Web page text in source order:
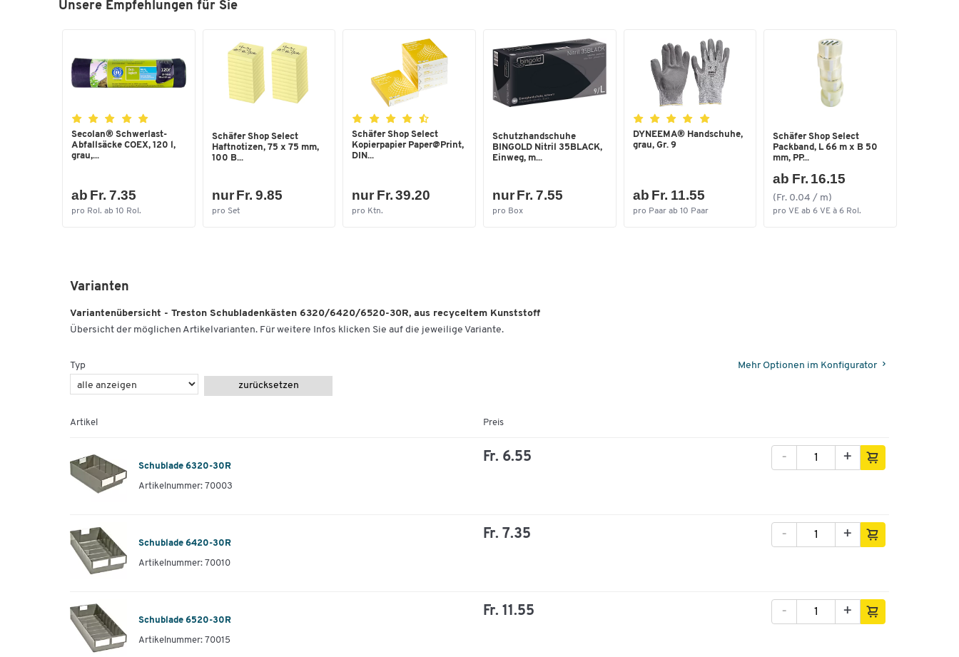
[mm]
Schubladentiefe aussen
[mm]
300
Schubladentiefe innen
[mm]
260
Stapelbar Ja
Temperaturformbeständigkeit
75
Temperaturformbeständigkeit
-20
Farbe grau
Unsere Empfehlungen für Sie
Secolan® Schwerlast-
Abfallsäcke COEX, 120 l,
grau,...
ab Fr. 7.35
pro Rol. ab 10 Rol.
Schäfer Shop Select
Haftnotizen, 75 x 75 mm,
100 B...
nur Fr. 9.85
pro Set
Schäfer Shop Select
Kopierpapier Paper@Print,
DIN...
nur Fr. 39.20
pro Ktn.
Schutzhandschuhe
BINGOLD Nitril 35BLACK,
Einweg, m...
nur Fr. 7.55
pro Box
DYNEEMA® Handschuhe,
grau, Gr. 9
ab Fr. 11.55
pro Paar ab 10 Paar
Schäfer Shop Select
Packband, L 66 m x B 50
mm, PP...
ab Fr. 16.15
(Fr. 0.04 / m)
pro VE ab 6 VE à 6 Rol.
Varianten
Variantenübersicht - Treston Schubladenkästen 6320/6420/6520-30R, aus recyceltem Kunststoff
Übersicht der möglichen Artikelvarianten. Für weitere Infos klicken Sie auf die jeweilige Variante.
Typ
zurücksetzen
Mehr Optionen im Konfigurator
Artikel Preis
Schublade 6320-30R
Artikelnummer: 70003
Fr. 6.55 +
-
Schublade 6420-30R
Artikelnummer: 70010
Fr. 7.35 +
-
Schublade 6520-30R
Artikelnummer: 70015
Fr. 11.55 +
-